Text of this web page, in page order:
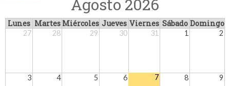
Agosto 2026
Lunes Martes Miércoles Jueves Viernes Sábado Domingo
27 28 29 30 31 1 2
3 4 5 6 7 8 9